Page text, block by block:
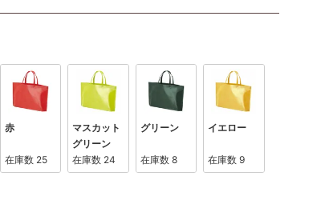
赤
在庫数 25
マスカット
グリーン
在庫数 24
グリーン
在庫数 8
イエロー
在庫数 9